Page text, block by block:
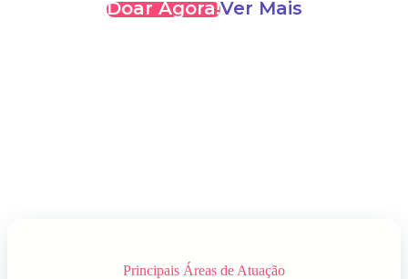
Doar Agora!Ver Mais
Principais Áreas de Atuação